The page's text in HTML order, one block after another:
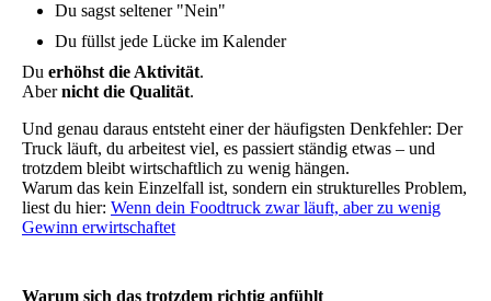
Du sagst seltener "Nein"
Du füllst jede Lücke im Kalender
Du erhöhst die Aktivität.
Abernicht die Qualität.
Und genau daraus entsteht einer der häufigsten Denkfehler: Der
Truck läuft, du arbeitest viel, es passiert ständig etwas – und
trotzdem bleibt wirtschaftlich zu wenig hängen.
Warum das kein Einzelfall ist, sondern ein strukturelles Problem,
liest du hier: Wenn dein Foodtruck zwar läuft, aber zu wenig
Gewinn erwirtschaftet
Warum sich das trotzdem richtig anfühlt